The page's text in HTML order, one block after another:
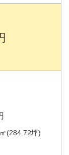
㎡(284.72坪)